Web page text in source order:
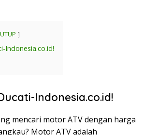
Indonesia.co.id!
Indonesia.co.id!
mencari motor ATV dengan harga
Motor ATV adalah